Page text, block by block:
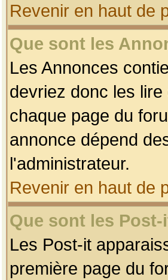
Revenir en haut de
Que sont les
Les Annonces
devriez donc les
chaque page du
annonce dépend
l'administrateur.
Revenir en haut de
Que sont les Post-
Les Post-it
première page du